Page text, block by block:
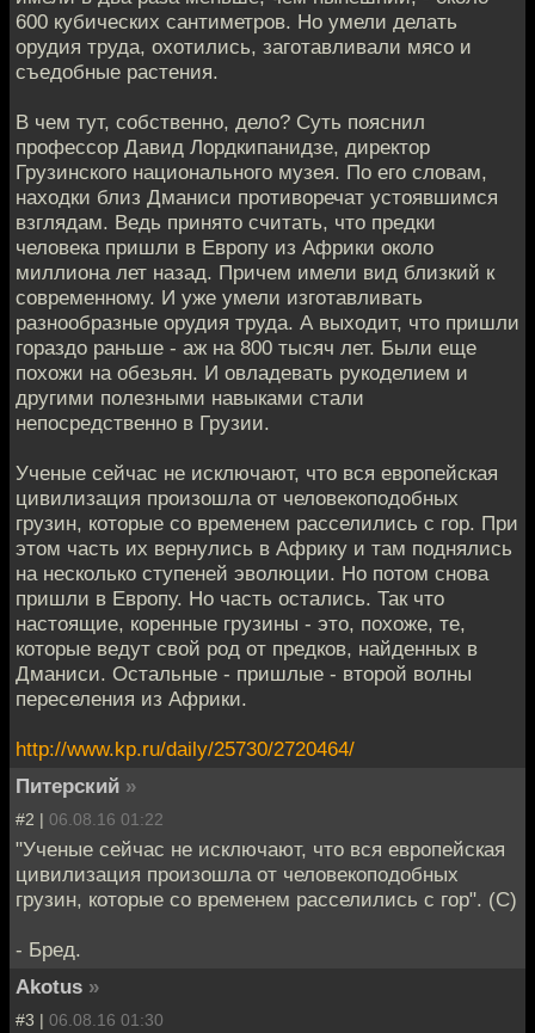
600 кубических сантиметров. Но умели делать
орудия труда, охотились, заготавливали мясо и
съедобные растения.
В чем тут, собственно, дело? Суть пояснил
профессор Давид Лордкипанидзе, директор
Грузинского национального музея. По его словам,
находки близ Дманиси противоречат устоявшимся
взглядам. Ведь принято считать, что предки
человека пришли в Европу из Африки около
миллиона лет назад. Причем имели вид близкий к
современному. И уже умели изготавливать
разнообразные орудия труда. А выходит, что пришли
гораздо раньше - аж на 800 тысяч лет. Были еще
похожи на обезьян. И овладевать рукоделием и
другими полезными навыками стали
непосредственно в Грузии.
Ученые сейчас не исключают, что вся европейская
цивилизация произошла от человекоподобных
грузин, которые со временем расселились с гор. При
этом часть их вернулись в Африку и там поднялись
на несколько ступеней эволюции. Но потом снова
пришли в Европу. Но часть остались. Так что
настоящие, коренные грузины - это, похоже, те,
которые ведут свой род от предков, найденных в
Дманиси. Остальные - пришлые - второй волны
переселения из Африки.
http://www.kp.ru/daily/25730/2720464/
Питерский »
#2 | 06.08.16 01:22
"Ученые сейчас не исключают, что вся европейская
цивилизация произошла от человекоподобных
грузин, которые со временем расселились с гор". (С)
- Бред.
Akotus »
#3 | 06.08.16 01:30